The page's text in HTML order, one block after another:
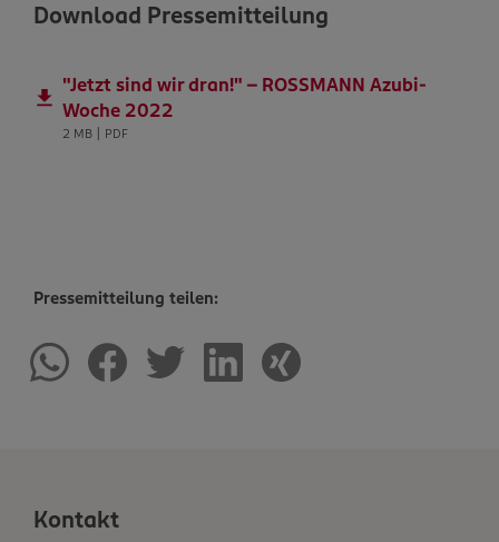
Download Pressemitteilung
"Jetzt sind wir dran!" – ROSSMANN Azubi-
Woche 2022
2 MB | PDF
Pressemitteilung teilen:
Kontakt